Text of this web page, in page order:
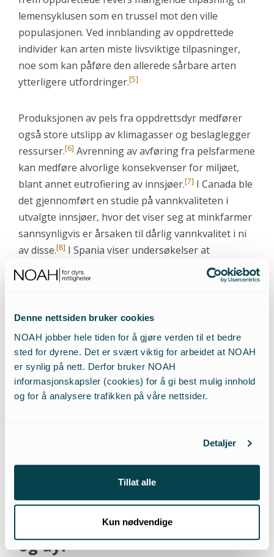
Denne nettsiden bruker cookies
NOAH jobber hele tiden for å gjøre verden til et bedre
sted for dyrene. Det er svært viktig for arbeidet at NOAH
er synlig på nett. Derfor bruker NOAH
informasjonskapsler (cookies) for å gi best mulig innhold
og for å analysere trafikken på våre nettsider.
Detaljer
Tillat alle
Kun nødvendige
lemensyklusen som en trussel mot den ville
populasjonen. Ved innblanding av oppdrettede
individer kan arten miste livsviktige tilpasninger,
noe som kan påføre den allerede sårbare arten
ytterligere utfordringer.[5]
Produksjonen av pels fra oppdrettsdyr medfører
også store utslipp av klimagasser og beslaglegger
ressurser.[6] Avrenning av avføring fra pelsfarmene
kan medføre alvorlige konsekvenser for miljøet,
blant annet eutrofiering av innsjøer.[7] I Canada ble
det gjennomført en studie på vannkvaliteten i
utvalgte innsjøer, hvor det viser seg at minkfarmer
sannsynligvis er årsaken til dårlig vannkvalitet i ni
av disse.[8] I Spania viser undersøkelser at
grunnvannet i Galicia er forurenset med både
bakterier og nitrat som følge av dårlig håndtering
viser også at forurensingen fra pelsfarmene kan
føre til lavere vekst på nærliggende skog. I Finland
har undersøkelser vist at utslipp av ammoniakk fra
avføring fra minkfarmer har en negativ påvirkning
på veksten til furutrær i områdene som ligger ved
minkfarmene.[10]Ved å fortsatt tillate import av
økosystemene, tap av biodiversitet og store skader
på naturen og miljøet.
Pelsfarmer medfører fare for
sykdom hos både mennesker
og dyr